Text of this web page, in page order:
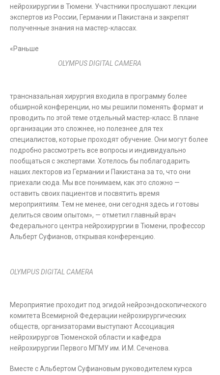
нейрохирургии в Тюмени. Участники прослушают лекции
экспертов из России, Германии и Пакистана и закрепят
полученные знания на мастер-классах.
OLYMPUS DIGITAL CAMERA
«Раньше
трансназальная хирургия входила в программу более
обширной конференции, но мы решили поменять формат и
проводить по этой теме отдельный мастер-класс. В плане
организации это сложнее, но полезнее для тех
специалистов, которые проходят обучение. Они могут более
подробно рассмотреть все вопросы и индивидуально
пообщаться с экспертами. Хотелось бы поблагодарить
наших лекторов из Германии и Пакистана за то, что они
приехали сюда. Мы все понимаем, как это сложно —
оставить своих пациентов и посвятить время
мероприятиям. Тем не менее, они сегодня здесь и готовы
делиться своим опытом», — отметил главный врач
Федерального центра нейрохирургии в Тюмени, профессор
Альберт Суфианов, открывая конференцию.
OLYMPUS DIGITAL CAMERA
Мероприятие проходит под эгидой нейроэндоскопического
комитета Всемирной Федерации нейрохирургических
обществ, организаторами выступают Ассоциация
нейрохирургов Тюменской области и кафедра
нейрохирургии Первого МГМУ им. И.М. Сеченова.
Вместе с Альбертом Суфиановым руководителем курса